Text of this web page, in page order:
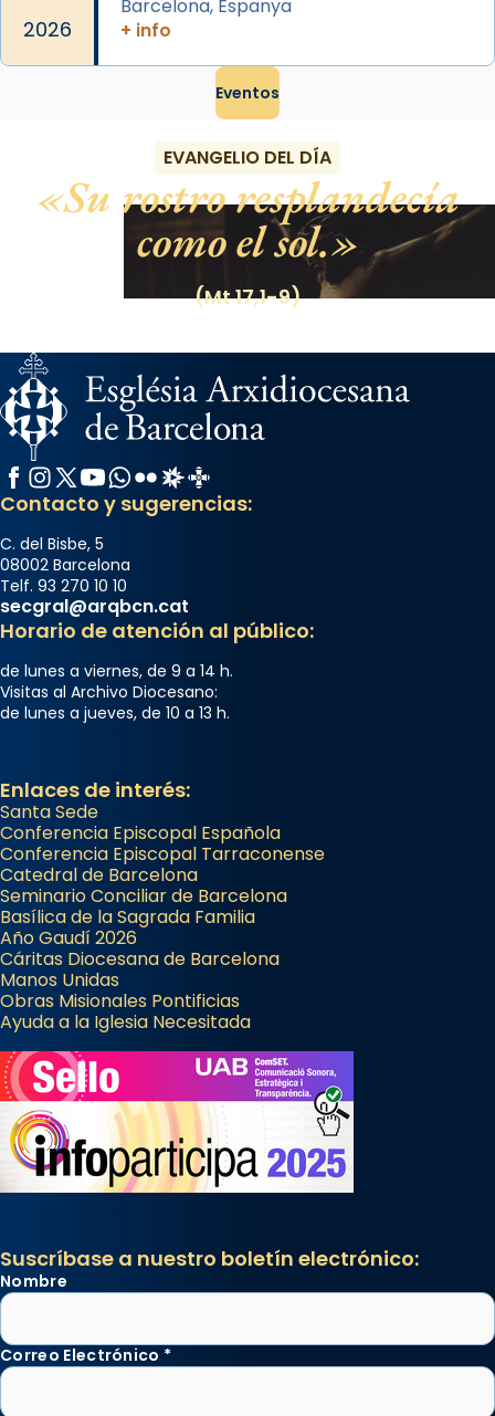
2026
Barcelona, Espanya
+ info
Eventos
EVANGELIO DEL DÍA
Su rostro resplandecía
como el sol.
(Mt 17,1-9)
Facebook
Instagram
X / Twitter
YouTube
WhatsApp
FlickrRadio Estel
Catalunya Cristiana
Contacto y sugerencias:
C. del Bisbe, 5
08002 Barcelona
Telf. 93 270 10 10
secgral@arqbcn.cat
Horario de atención al público:
de lunes a viernes, de 9 a 14 h.
Visitas al Archivo Diocesano:
de lunes a jueves, de 10 a 13 h.
Enlaces de interés:
Santa Sede
Conferencia Episcopal Española
Conferencia Episcopal Tarraconense
Catedral de Barcelona
Seminario Conciliar de Barcelona
Basílica de la Sagrada Familia
Año Gaudí 2026
Cáritas Diocesana de Barcelona
Manos Unidas
Obras Misionales Pontificias
Ayuda a la Iglesia Necesitada
Suscríbase a nuestro boletín electrónico:
Nombre
Correo Electrónico *